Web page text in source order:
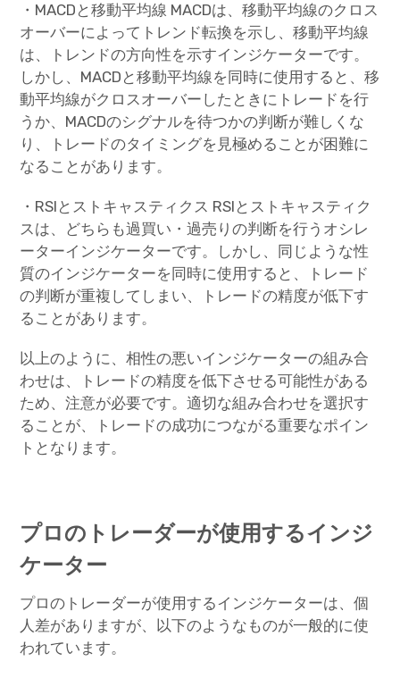
・MACDと移動平均線 MACDは、移動平均線のクロス
オーバーによってトレンド転換を示し、移動平均線
は、トレンドの方向性を示すインジケーターです。
しかし、MACDと移動平均線を同時に使用すると、移
動平均線がクロスオーバーしたときにトレードを行
うか、MACDのシグナルを待つかの判断が難しくな
り、トレードのタイミングを見極めることが困難に
なることがあります。
・RSIとストキャスティクス RSIとストキャスティク
スは、どちらも過買い・過売りの判断を行うオシレ
ーターインジケーターです。しかし、同じような性
質のインジケーターを同時に使用すると、トレード
の判断が重複してしまい、トレードの精度が低下す
ることがあります。
以上のように、相性の悪いインジケーターの組み合
わせは、トレードの精度を低下させる可能性がある
ため、注意が必要です。適切な組み合わせを選択す
ることが、トレードの成功につながる重要なポイン
トとなります。
プロのトレーダーが使用するインジ
ケーター
プロのトレーダーが使用するインジケーターは、個
人差がありますが、以下のようなものが一般的に使
われています。